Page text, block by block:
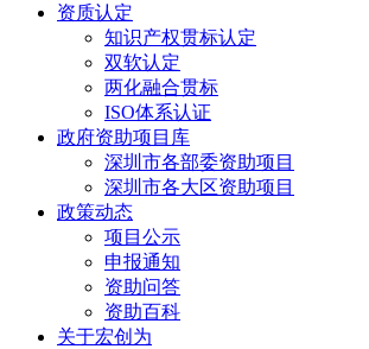
资质认定
知识产权贯标认定
双软认定
两化融合贯标
ISO体系认证
政府资助项目库
深圳市各部委资助项目
深圳市各大区资助项目
政策动态
项目公示
申报通知
资助问答
资助百科
关于宏创为